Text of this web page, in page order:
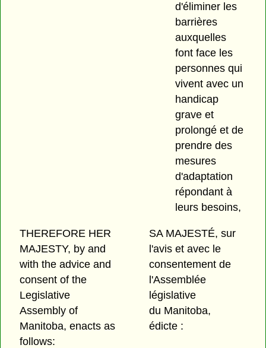
d'éliminer les
barrières
auxquelles
font face les
personnes qui
vivent avec un
handicap
grave et
prolongé et de
prendre des
mesures
d'adaptation
répondant à
leurs besoins,
THEREFORE HER
MAJESTY, by and
with the advice and
consent of the
Legislative
Assembly of
Manitoba, enacts as
follows:
SA MAJESTÉ, sur
l'avis et avec le
consentement de
l'Assemblée
législative
du Manitoba,
édicte :